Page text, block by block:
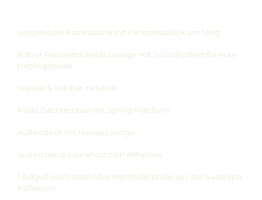
vorgeheizte Kaminsauna mit Panoramablick am Steg
Indoor Panorama.Relax.Lounge mit Soundsystem für eure
Lieblingsmusik
Wasser & Tee.Bar inklusive
Relax.Dachterrasse mit Spring.Plattform
Außendeck mit Hänge.Lounge
ausreichend Saunaholz zum Anheizen
1 Aufguß nach Wahl oder Mentholkristalle aus der SaaleSpa
Kollektion